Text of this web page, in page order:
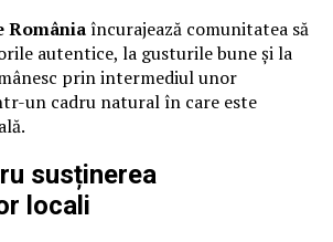
Româniaîncurajează comunitatea să
autentice, la gusturile bune și la
prin intermediul unor
un cadru natural în care este
susținerea
locali